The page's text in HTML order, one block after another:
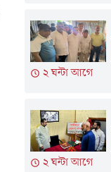
২ ঘন্টা আগে
২ ঘন্টা আগে